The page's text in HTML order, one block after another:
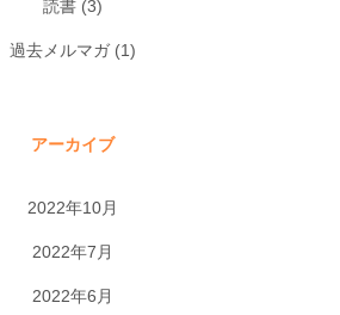
読書 (3)
過去メルマガ(1)
アーカイブ
2022年10月
2022年7月
2022年6月